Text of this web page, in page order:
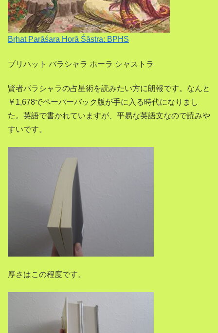
Bṛhat Parāśara Horā Śāstra: BPHS
ブリハット パラシャラ ホーラ シャストラ
賢者パラシャラの占星術を読みたい方に朗報です。なんと
￥1,678でペーパーバック版が手に入る時代になりまし
た。英語で書かれていますが、平易な英語文なので読みや
すいです。
厚さはこの程度です。